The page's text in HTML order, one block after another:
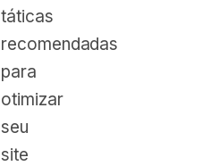
táticas
recomendadas
para
otimizar
seu
site